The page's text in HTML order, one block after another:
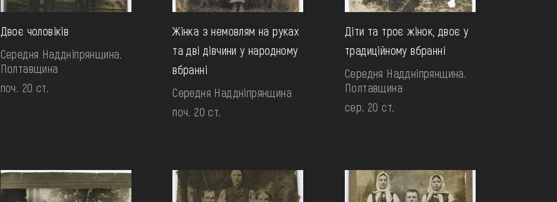
Двоє чоловіків
Середня Наддніпрянщина.
Полтавщина
поч. 20 ст.
Жінка з немовлям на руках
та дві дівчини у народному
вбранні
Середня Наддніпрянщина
поч. 20 ст.
Діти та троє жінок, двоє у
традиційному вбранні
Середня Наддніпрянщина.
Полтавщина
сер. 20 ст.